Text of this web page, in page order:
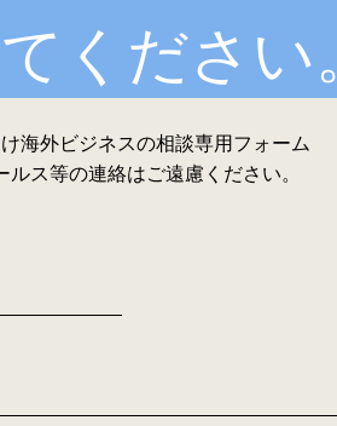
ださい。
海外ビジネスの相談専用フォーム
ス等の連絡はご遠慮ください。